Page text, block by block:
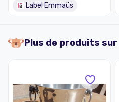
Label Emmaüs
Plus de produits sur